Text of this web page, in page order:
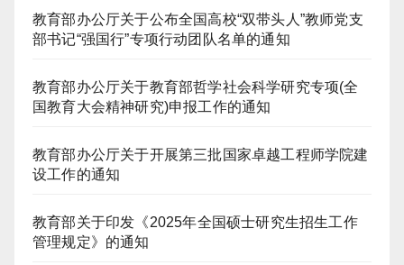
教育部办公厅关于公布全国高校“双带头人”教师党支
部书记“强国行”专项行动团队名单的通知
教育部办公厅关于教育部哲学社会科学研究专项(全
国教育大会精神研究)申报工作的通知
教育部办公厅关于开展第三批国家卓越工程师学院建
设工作的通知
教育部关于印发《2025年全国硕士研究生招生工作
管理规定》的通知